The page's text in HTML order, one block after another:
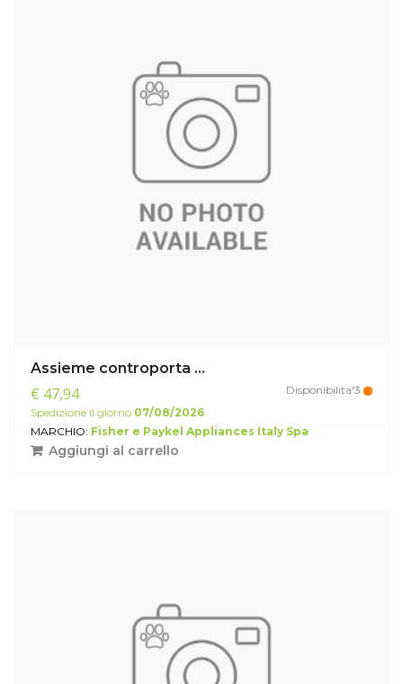
Assieme controporta ...
€ 47,94
Disponibilita'3
Spedizione il giorno 07/08/2026
MARCHIO: Fisher e Paykel Appliances Italy Spa
Aggiungi al carrello